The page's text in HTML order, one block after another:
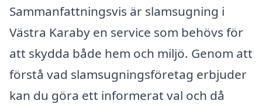
Sammanfattningsvis är slamsugning i
Västra Karaby en service som behövs för
att skydda både hem och miljö. Genom att
förstå vad slamsugningsföretag erbjuder
kan du göra ett informerat val och då